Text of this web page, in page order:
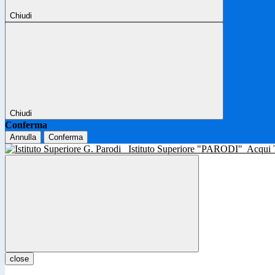
Chiudi
Chiudi
Conferma
Annulla Conferma
Istituto Superiore "PARODI" Acqui
close